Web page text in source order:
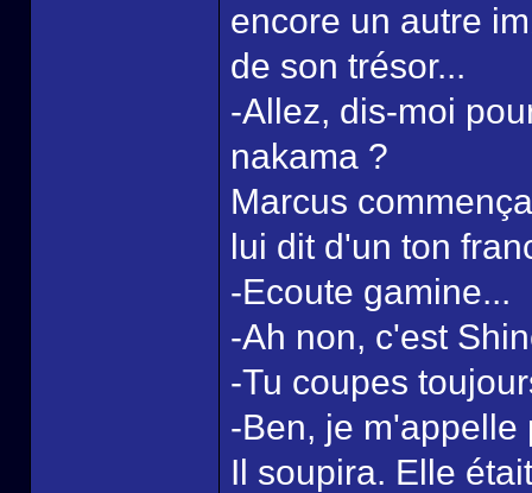
encore un autre
de son trésor...
-Allez, dis-moi
nakama ?
Marcus
lui dit d'un ton
-Ecoute gamine...
-Ah non, c'est
-Tu coupes
-Ben, je m'appelle
Il soupira. Elle